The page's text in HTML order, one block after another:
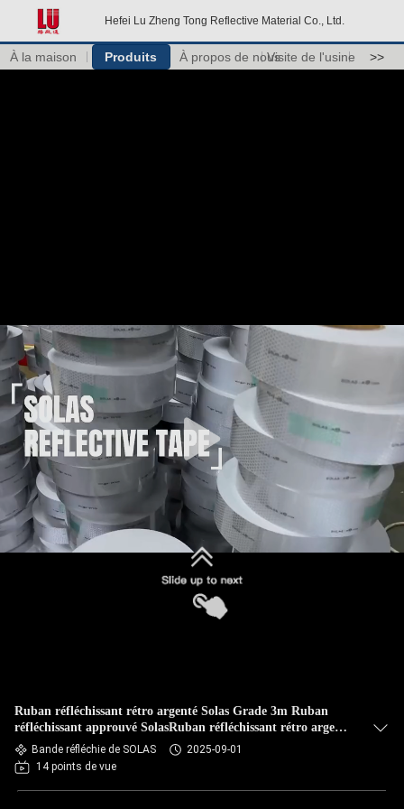
Hefei Lu Zheng Tong Reflective Material Co., Ltd.
À la maison Produits À propos de nousVisite de l'usine >>
Ruban réfléchissant rétro argenté Solas Grade 3m Ruban
réfléchissant approuvé SolasRuban réfléchissant rétro argenté
Solas Grade 3m Ruban réfléchissant approuvé Solas pour
canots de sauvetage
Bande réfléchie de SOLAS
2025-09-01
14 points de vue